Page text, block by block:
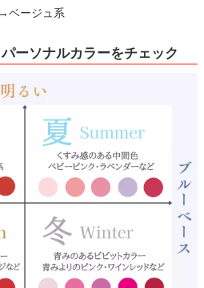
ベージュ系
ーソナルカラーをチェック